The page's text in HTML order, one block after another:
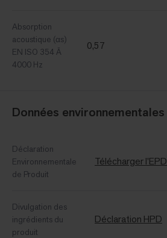
Absorption
acoustique (αs)
EN ISO 354 Ã
4000 Hz
0,57
Données environnementales
Déclaration
Environnementale
de Produit
Télécharger l'EPD
Divulgation des
ingrédients du
produit
Déclaration HPD